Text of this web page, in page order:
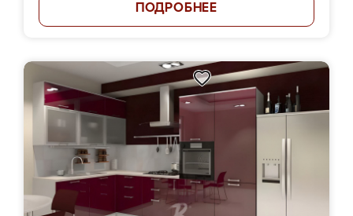
ПОДРОБНЕЕ